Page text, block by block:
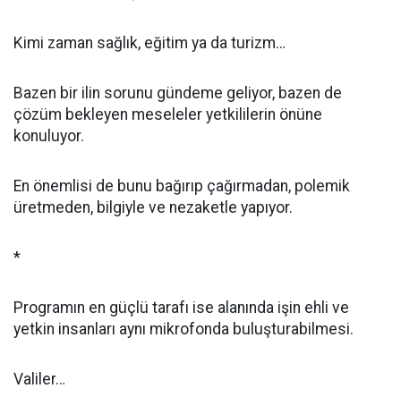
Kimi zaman sağlık, eğitim ya da turizm…
Bazen bir ilin sorunu gündeme geliyor, bazen de
çözüm bekleyen meseleler yetkililerin önüne
konuluyor.
En önemlisi de bunu bağırıp çağırmadan, polemik
üretmeden, bilgiyle ve nezaketle yapıyor.
*
Programın en güçlü tarafı ise alanında işin ehli ve
yetkin insanları aynı mikrofonda buluşturabilmesi.
Valiler…